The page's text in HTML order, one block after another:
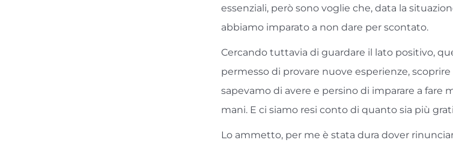
essenziali, però sono voglie che, data la
abbiamo imparato a non dare per scontato.
Cercando tuttavia di guardare il lato positivo,
permesso di provare nuove esperienze,
sapevamo di avere e persino di imparare a fare
mani. E ci siamo resi conto di quanto sia più
Lo ammetto, per me è stata dura dover